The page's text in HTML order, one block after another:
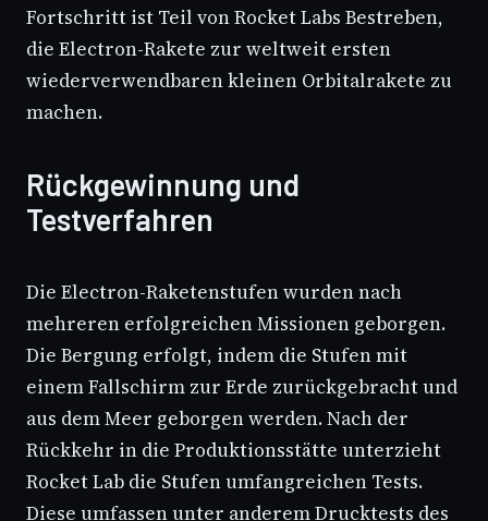
Fortschritt ist Teil von Rocket Labs Bestreben,
die Electron-Rakete zur weltweit ersten
wiederverwendbaren kleinen Orbitalrakete zu
machen.
Rückgewinnung und
Testverfahren
Die Electron-Raketenstufen wurden nach
mehreren erfolgreichen Missionen geborgen.
Die Bergung erfolgt, indem die Stufen mit
einem Fallschirm zur Erde zurückgebracht und
aus dem Meer geborgen werden. Nach der
Rückkehr in die Produktionsstätte unterzieht
Rocket Lab die Stufen umfangreichen Tests.
Diese umfassen unter anderem Drucktests des